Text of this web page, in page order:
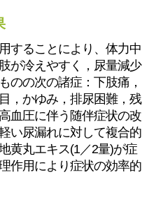
することにより、体力中
が冷えやすく，尿量減少
のの次の諸症：下肢痛，
，かゆみ，排尿困難，残
血圧に伴う随伴症状の改
い尿漏れに対して複合的
黄丸エキス(1／2量)が症
作用により症状の効率的